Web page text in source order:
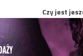
Czy jest